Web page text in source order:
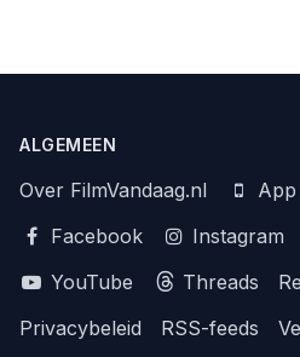
ALGEMEEN
Over FilmVandaag.nl
App
Facebook
Instagram
YouTube
Threads
Privacybeleid
RSS-feeds